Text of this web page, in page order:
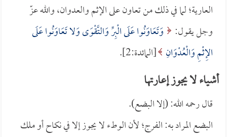
العارية؛ لما في ذلك من تعاون على الإثم والعدوان، والله عزّ
وجل يقول:
وَتَعَاوَنُوا عَلَى الْبِرِّ وَالتَّقْوَى وَلا تَعَاوَنُوا عَلَى
الإِثْمِ وَالْعُدْوَانِ [المائدة:2].
أشياء لا يجوز إعارتها
قال رحمه الله: (إلا البضع).
البضع المراد به: الفرج؛ لأن الوطء لا يجوز إلا في نكاح أو ملك